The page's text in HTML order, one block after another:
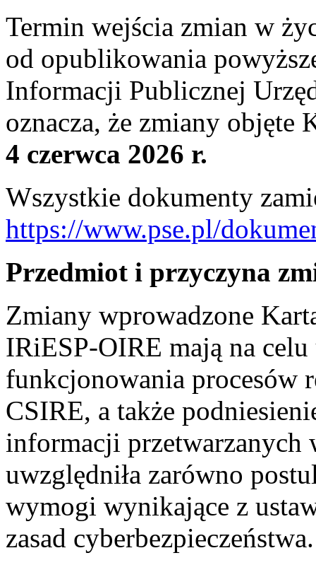
Termin wejścia zmian w
od opublikowania
Informacji Publicznej
oznacza, że zmiany objęte
4 czerwca 2026 r.
Wszystkie dokumenty
https://www.pse.pl/
Przedmiot i przyczyna
Zmiany wprowadzone
IRiESP-OIRE mają na
funkcjonowania procesów
CSIRE, a także
informacji przetwarzanych
uwzględniła zarówno
wymogi wynikające z
zasad cyberbezpieczeństwa.